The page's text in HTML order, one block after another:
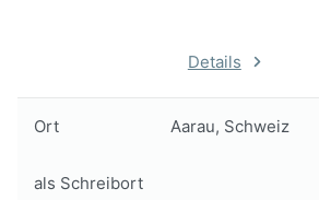
Details
Ort Aarau, Schweiz
als Schreibort